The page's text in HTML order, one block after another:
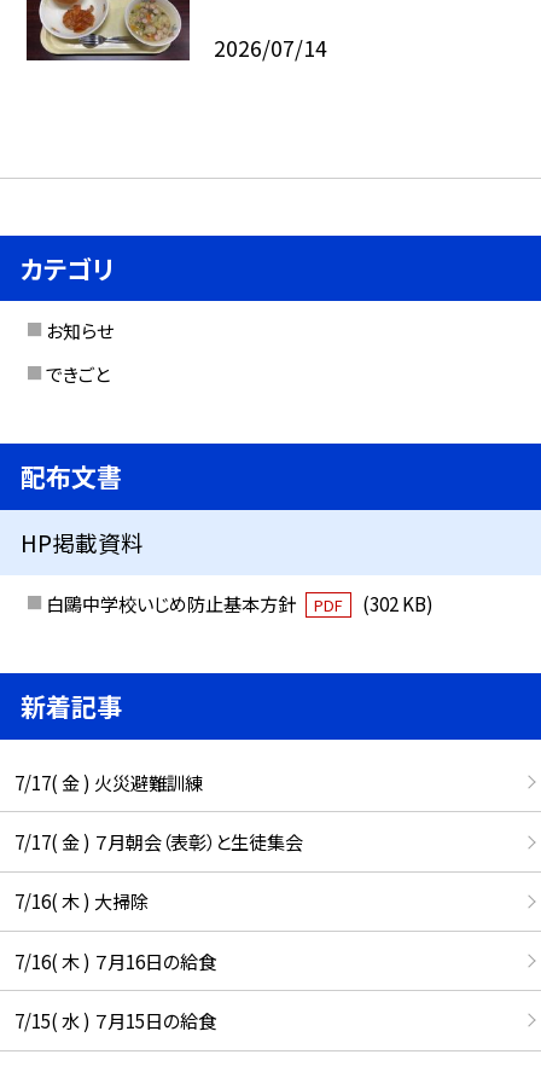
2026/07/14
カテゴリ
お知らせ
できごと
配布文書
HP掲載資料
白鷗中学校いじめ防止基本方針 PDF (302 KB)
新着記事
7/17( 金 ) 火災避難訓練
7/17( 金 ) ７月朝会（表彰）と生徒集会
7/16( 木 ) 大掃除
7/16( 木 ) ７月16日の給食
7/15( 水 ) ７月15日の給食